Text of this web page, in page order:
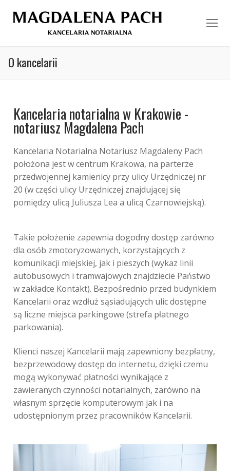
O kancelarii
Zespół
Czynności notarialne
Kontakt
O kancelarii
Kancelaria notarialna w Krakowie -
notariusz Magdalena Pach
Kancelaria Notarialna Notariusz Magdaleny Pach
położona jest w centrum Krakowa, na parterze
przedwojennej kamienicy przy ulicy Urzędniczej nr
20 (w części ulicy Urzędniczej znajdującej się
pomiędzy ulicą Juliusza Lea a ulicą Czarnowiejską).
Takie położenie zapewnia dogodny dostęp zarówno
dla osób zmotoryzowanych, korzystających z
komunikacji miejskiej, jak i pieszych (wykaz linii
autobusowych i tramwajowych znajdziecie Państwo
w zakładce Kontakt). Bezpośrednio przed budynkiem
Kancelarii oraz wzdłuż sąsiadujących ulic dostępne
są liczne miejsca parkingowe (strefa płatnego
parkowania).
Klienci naszej Kancelarii mają zapewniony bezpłatny,
bezprzewodowy dostęp do internetu, dzięki czemu
mogą wykonywać płatności wynikające z
zawieranych czynności notarialnych, zarówno na
własnym sprzęcie komputerowym jak i na
udostępnionym przez pracowników Kancelarii.